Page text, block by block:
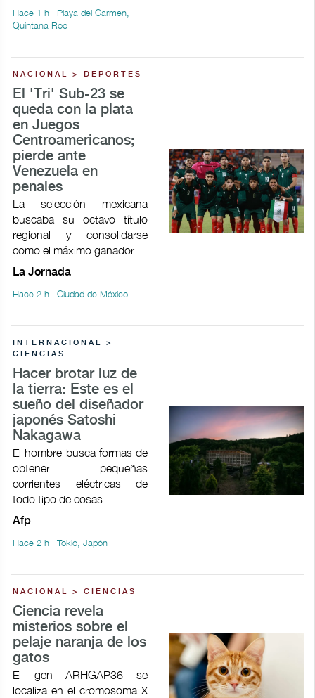
Hace 1 h | Playa del Carmen,
Quintana Roo
NACIONAL > DEPORTES
El 'Tri' Sub-23 se
queda con la plata
en Juegos
Centroamericanos;
pierde ante
Venezuela en
penales
La selección mexicana
buscaba su octavo título
regional y consolidarse
como el máximo ganador
La Jornada
Hace 2 h | Ciudad de México
INTERNACIONAL >
CIENCIAS
Hacer brotar luz de
la tierra: Este es el
sueño del diseñador
japonés Satoshi
Nakagawa
El hombre busca formas de
obtener pequeñas
corrientes eléctricas de
todo tipo de cosas
Afp
Hace 2 h | Tokio, Japón
NACIONAL > CIENCIAS
Ciencia revela
misterios sobre el
pelaje naranja de los
gatos
El gen ARHGAP36 se
localiza en el cromosoma X